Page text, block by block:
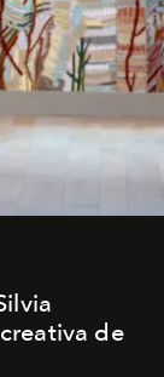
de